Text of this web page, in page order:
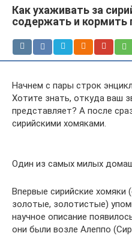
Как ухаживать за
содержать и кормить
Начнем с пары строк
Хотите знать, откуда ваш
представляет? А после
сирийскими хомяками.
Один из самых милых
Впервые сирийские хомяки
золотые, золотистые)
научное описание
они были возле Алеппо